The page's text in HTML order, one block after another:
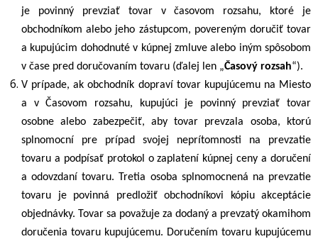
je povinný prevziať tovar v časovom rozsahu, ktoré je
obchodníkom alebo jeho zástupcom, povereným doručiť tovar
a kupujúcim dohodnuté v kúpnej zmluvealebo iným spôsobom
v čase pred doručovaním tovaru (ďalej len „Časový rozsah“).
V prípade, ak obchodník dopraví tovar kupujúcemu na Miesto
a v Časovom rozsahu, kupujúci je povinný prevziať tovar
osobne alebo zabezpečiť, aby tovar prevzala osoba, ktorú
splnomocní pre prípad svojej neprítomnosti na prevzatie
tovaru a podpísať protokol o zaplatení kúpnej ceny a doručení
a odovzdaní tovaru. Tretia osoba splnomocnená na prevzatie
tovaru je povinná predložiť obchodníkovi kópiu akceptácie
objednávky. Tovar sa považuje za dodaný a prevzatý okamihom
doručenia tovaru kupujúcemu. Doručením tovaru kupujúcemu